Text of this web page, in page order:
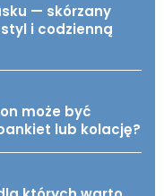
— skórzany
i codzienną
może być
lub kolację?